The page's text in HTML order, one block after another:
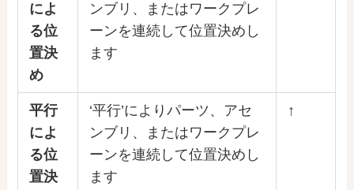
によ
る位
置決
め
ンブリ、またはワークプレ
ーンを連続して位置決めし
ます
平行
によ
る位
置決
‘平行’によりパーツ、アセ
ンブリ、またはワークプレ
ーンを連続して位置決めし
ます
↑